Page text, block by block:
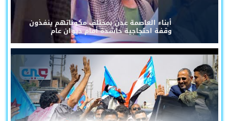
أبناء العاصمة عدن بمختلف مكوناتهم ينفذون
وقفة احتجاجية حاشدة أمام ديوان عام